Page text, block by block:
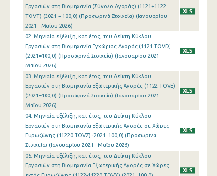
Νοεμβρίου 2023
Οκτωβρίου 2023
Σεπτεμβρίου 2023
Αυγούστου 2023
Ιουλίου 2023
Ιουνίου 2023
Μαΐου 2023
Απριλίου 2023
Μαρτίου 2023
Φεβρουαρίου 2023
Εργασιών στη Βιομηχανία (Σύνολο Αγοράς) (1121+1122
TOVT) (2021 = 100,0) (Προσωρινά Στοιχεία) (Ιανουαρίου
2021 - Μαΐου 2026)
02. Μηνιαία εξέλιξη, κατ έτος, του Δείκτη Κύκλου
Εργασιών στη Βιομηχανία Εγχώριας Αγοράς (1121 TOVD)
(2021=100,0) (Προσωρινά Στοιχεία) (Ιανουαρίου 2021 -
Μαΐου 2026)
03. Μηνιαία εξέλιξη, κατ έτος, του Δείκτη Κύκλου
Εργασιών στη Βιομηχανία Εξωτερικής Αγοράς (1122 TOVE)
(2021=100,0) (Προσωρινά Στοιχεία) (Ιανουαρίου 2021 -
Μαΐου 2026)
04. Μηνιαία εξέλιξη, κατ έτος, του Δείκτη Κύκλου
Εργασιών στη Βιομηχανία Εξωτερικής Αγοράς σε Χώρες
Ευρωζώνης (11220 TOVZ) (2021=100,0) (Προσωρινά
Στοιχεία) (Ιανουαρίου 2021 - Μαΐου 2026)
05. Μηνιαία εξέλιξη, κατ έτος, του Δείκτη Κύκλου
Εργασιών στη Βιομηχανία Εξωτερικής Αγοράς σε Χώρες